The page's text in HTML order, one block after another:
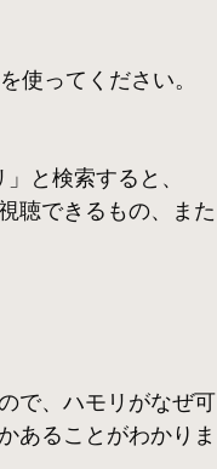
使ってください。
と検索すると、
聴できるもの、また
で、ハモリがなぜ可
あることがわかりま